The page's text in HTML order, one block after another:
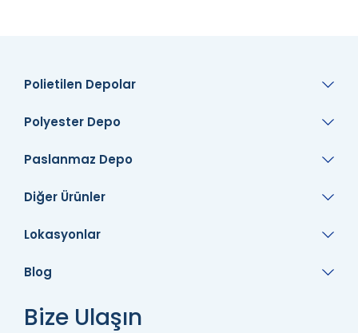
Polietilen Depolar
Polyester Depo
Paslanmaz Depo
Diğer Ürünler
Lokasyonlar
Bize Ulaşın
Blog